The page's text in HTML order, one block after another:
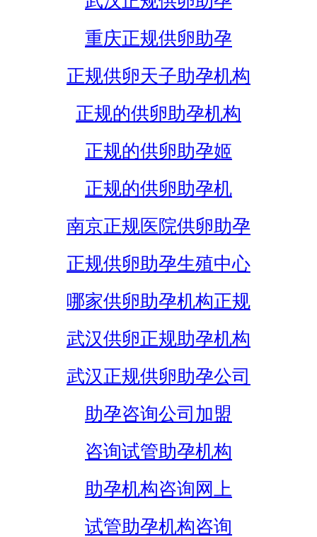
重庆正规供卵助孕
正规供卵天子助孕机构
正规的供卵助孕机构
正规的供卵助孕姬
正规的供卵助孕机
南京正规医院供卵助孕
正规供卵助孕生殖中心
哪家供卵助孕机构正规
武汉供卵正规助孕机构
武汉正规供卵助孕公司
助孕咨询公司加盟
咨询试管助孕机构
助孕机构咨询网上
试管助孕机构咨询